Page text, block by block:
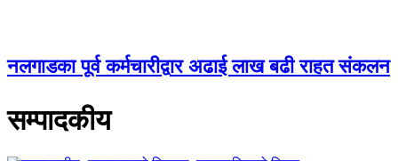
नलगाडका पूर्व कर्मचारीद्वार अढाई लाख बढी राहत संकलन
सम्पादकीय